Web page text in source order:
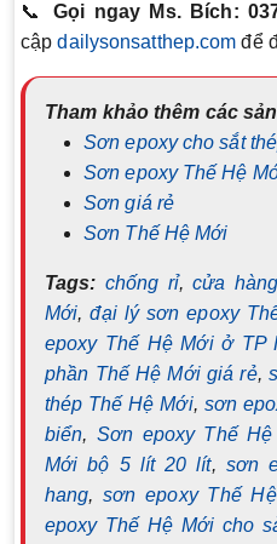
📞 Gọi ngay Ms. Bích:
cậpdailysonsatthep.com để
Tham khảo thêm các
Sơn epoxy cho sắt
Sơn epoxy Thế Hệ
Sơn giá rẻ
Sơn Thế Hệ Mới
Tags: chống rỉ,cửa
Mới,đại lý sơn epoxy
epoxy Thế Hệ Mới ở TP
phần Thế Hệ Mới giá rẻ,
thép Thế Hệ Mới, sơn
biển, Sơn epoxy Thế
Mới bộ 5 lít 20 lít, sơn
hang,sơn epoxy Thế
epoxy Thế Hệ Mới cho